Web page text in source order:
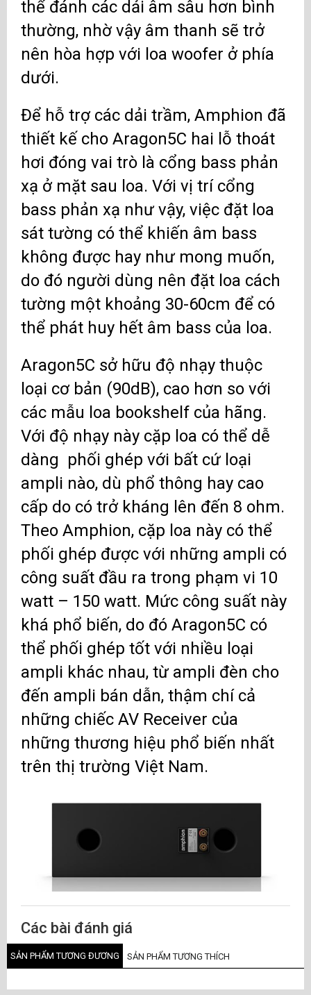
thể đánh các dải âm sâu hơn bình
thường, nhờ vậy âm thanh sẽ trở
nên hòa hợp với loa woofer ở phía
dưới.
Để hỗ trợ các dải trầm, Amphion đã
thiết kế cho Aragon5C hai lỗ thoát
hơi đóng vai trò là cổng bass phản
xạ ở mặt sau loa. Với vị trí cổng
bass phản xạ như vậy, việc đặt loa
sát tường có thể khiến âm bass
không được hay như mong muốn,
do đó người dùng nên đặt loa cách
tường một khoảng 30-60cm để có
thể phát huy hết âm bass của loa.
Aragon5C sở hữu độ nhạy thuộc
loại cơ bản (90dB), cao hơn so với
các mẫu loa bookshelf của hãng.
Với độ nhạy này cặp loa có thể dễ
dàng phối ghép với bất cứ loại
ampli nào, dù phổ thông hay cao
cấp do có trở kháng lên đến 8 ohm.
Theo Amphion, cặp loa này có thể
phối ghép được với những ampli có
công suất đầu ra trong phạm vi 10
watt – 150 watt. Mức công suất này
khá phổ biến, do đó Aragon5C có
thể phối ghép tốt với nhiều loại
ampli khác nhau, từ ampli đèn cho
đến ampli bán dẫn, thậm chí cả
những chiếc AV Receiver của
những thương hiệu phổ biến nhất
trên thị trường Việt Nam.
Các bài đánh giá
SẢN PHẨM TƯƠNG ĐƯƠNG SẢN PHẨM TƯƠNG THÍCH